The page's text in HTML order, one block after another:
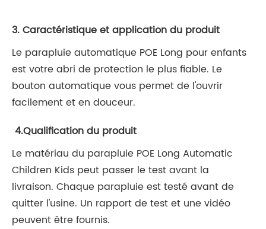
3. Caractéristique et application du produit
Le parapluie automatique POE Long pour enfants
est votre abri de protection le plus fiable. Le
bouton automatique vous permet de l'ouvrir
facilement et en douceur.
4.Qualification du produit
Le matériau du parapluie POE Long Automatic
Children Kids peut passer le test avant la
livraison. Chaque parapluie est testé avant de
quitter l'usine. Un rapport de test et une vidéo
peuvent être fournis.